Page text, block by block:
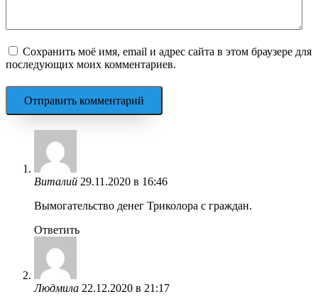
Сохранить моё имя, email и адрес сайта в этом браузере для
последующих моих комментариев.
Виталий 29.11.2020 в 16:46
Вымогательство денег Триколора с граждан.
Ответить
Людмила 22.12.2020 в 21:17